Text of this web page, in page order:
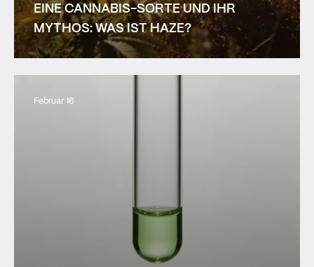
EINE CANNABIS-SORTE UND IHR
MYTHOS: WAS IST HAZE?
Februar 16